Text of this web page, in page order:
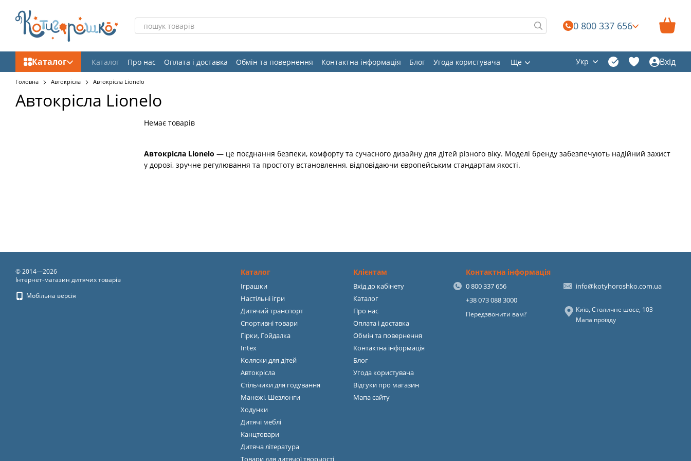
0 800 337 656
Каталог Каталог Про нас Оплата і доставка Обмін та повернення Контактна інформація Блог Угода користувача Ще Укр Вхід
Головна Автокрісла Автокрісла Lionelo
Автокрісла Lionelo
Автокрісла Lionelo — це поєднання безпеки, комфорту та сучасного дизайну для дітей різного віку. Моделі бренду забезпечують надійний захист
у дорозі, зручне регулювання та простоту встановлення, відповідаючи європейським стандартам якості.
Немає товарів
© 2014—2026
Інтернет-магазин дитячих товарів
Мобільна версія
Каталог
Іграшки
Настільні ігри
Дитячий транспорт
Спортивні товари
Гірки, Гойдалка
Intex
Коляски для дітей
Автокрісла
Стільчики для годування
Манежі. Шезлонги
Ходунки
Дитячі меблі
Канцтовари
Дитяча література
Товари для дитячої творчості
Клієнтам
Вхід до кабінету
Каталог
Про нас
Оплата і доставка
Обмін та повернення
Контактна інформація
Блог
Угода користувача
Відгуки про магазин
Мапа сайту
Контактна інформація
0 800 337 656
+38 073 088 3000
Передзвонити вам?
info@kotyhoroshko.com.ua
Київ, Столичне шосе, 103
Мапа проїзду